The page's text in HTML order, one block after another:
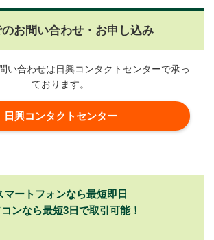
お問い合わせ・お申し込み
い合わせは日興コンタクトセンターで承っ
ております。
日興コンタクトセンター
マートフォンなら最短即日
ンなら最短3日で取引可能！